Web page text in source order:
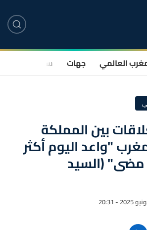
العالمي جهات سياسة
بين المملكة
"واعد اليوم أكثر
(السيد